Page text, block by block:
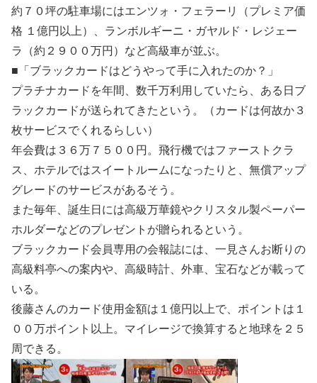
約７０坪の駐車場にはエンツォ・フェラーリ（プレミア価
格 １億円以上）、ランボルギーニ・ガヤルド・レジェー
ラ（約２９００万円）など高級車が並ぶ。
■「 ブラックカードはどうやって手に入れたのか？」
プラチナカード を年間、数千万利用していたら、ある日 ブ
ラックカードが送られてきたという。（カードは何故か３
枚サービスでくれるらしい）
年会費は３６万７５００円。飛行機ではファーストクラ
ス、ホテルではスイートルームになったりと、無償アップ
グレードのサービスがあるそう。
また毎年、誕生日には高級万華鏡やクリスタル製ペーパー
ホルダーなどのプレゼントが贈られるという。
ブラックカード会員専用の会報誌には、一見さんお断りの
高級料亭への案内や、高級時計、外車、宝石などが載って
いる。
後藤さんのカード使用金額は１億円以上で、ポイントは１
００万ポイント以上。マイレージで換算すると地球を２５
周できる。